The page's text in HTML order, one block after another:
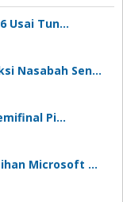
Usai Tun…
Nasabah Sen…
Pi…
Microsoft …